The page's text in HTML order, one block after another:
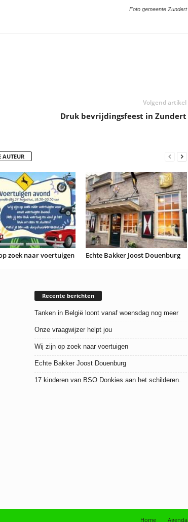
Foto gemeente Zundert
Volgend artikel
Druk bevrijdingsfeest in Zundert
AUTEUR
zoek naar voertuigen Echte Bakker Joost Douenburg
Recente berichten
Tanken in België loont vanaf woensdag nog meer
Onze vraagwijzer helpt jou
Wij zijn op zoek naar voertuigen
Echte Bakker Joost Douenburg
17 kinderen van BSO Donkies aan het schilderen.
Home Agenda